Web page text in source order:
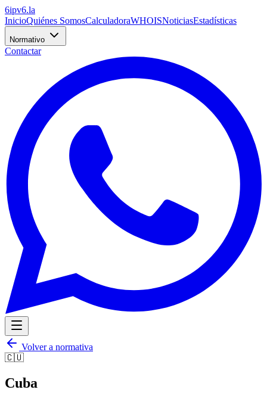
6ipv6.la
InicioQuiénes SomosCalculadoraWHOISNoticiasEstadísticas
Normativo
Contactar
Volver a normativa
🇨🇺
Cuba